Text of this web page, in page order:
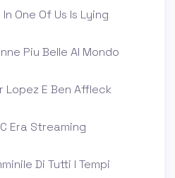
One Of Us Is Lying
Piu Belle Al Mondo
Lopez E Ben Affleck
Era Streaming
Di Tutti I Tempi